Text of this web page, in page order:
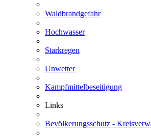
Waldbrandgefahr
Hochwasser
Starkregen
Unwetter
Kampfmittelbeseitigung
Links
Bevölkerungsschutz -